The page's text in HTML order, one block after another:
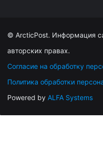
© ArcticPost. Информация
авторских правах.
Согласие на обработку
Политика обработки
Powered by ALFA Systems